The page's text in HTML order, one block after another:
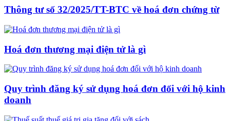
Thông tư số 32/2025/TT-BTC về hoá đơn chứng từ
Hoá đơn thương mại điện tử là gì
Quy trình đăng ký sử dụng hoá đơn đối với hộ kinh
doanh